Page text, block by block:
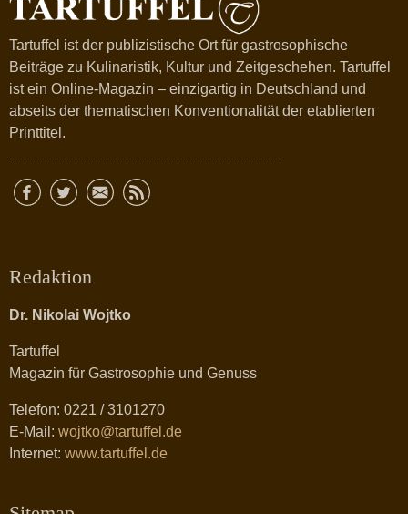
Tartuffel ist der publizistische Ort für gastrosophische
Beiträge zu Kulinaristik, Kultur und Zeitgeschehen. Tartuffel
ist ein Online-Magazin – einzigartig in Deutschland und
abseits der thematischen Konventionalität der etablierten
Printtitel.
Redaktion
Dr. Nikolai Wojtko
Tartuffel
Magazin für Gastrosophie und Genuss
Telefon: 0221 / 3101270
E-Mail: wojtko@tartuffel.de
Internet: www.tartuffel.de